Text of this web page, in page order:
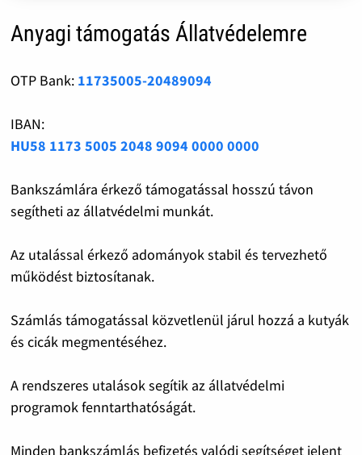
Anyagi támogatás Állatvédelemre
OTP Bank: 11735005-20489094
IBAN:
HU58 1173 5005 2048 9094 0000 0000
Bankszámlára érkező támogatással hosszú távon
segítheti az állatvédelmi munkát.
Az utalással érkező adományok stabil és tervezhető
működést biztosítanak.
Számlás támogatással közvetlenül járul hozzá a kutyák
és cicák megmentéséhez.
A rendszeres utalások segítik az állatvédelmi
programok fenntarthatóságát.
Minden bankszámlás befizetés valódi segítséget jelent